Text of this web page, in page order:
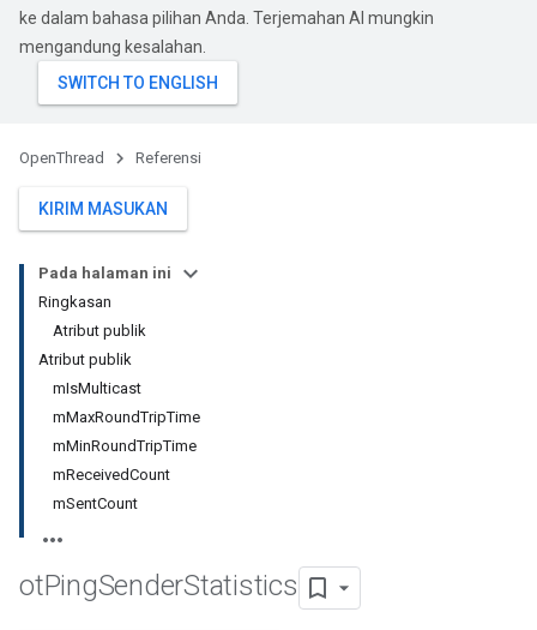
ke dalam bahasa pilihan Anda. Terjemahan AI mungkin
mengandung kesalahan.
OpenThread Referensi
KIRIM MASUKAN
Pada halaman ini
Ringkasan
Atribut publik
Atribut publik
mIsMulticast
mMaxRoundTripTime
mMinRoundTripTime
mReceivedCount
mSentCount
otPingSenderStatistics